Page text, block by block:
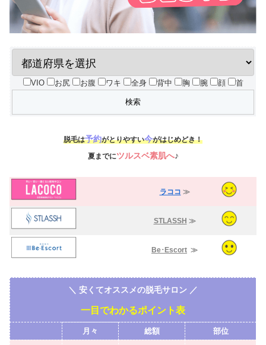
VIO お尻 お腹 ワキ 全身 背中 胸 腕 顔 首
脱毛は予約がとりやすい今がはじめどき！
夏までにツルスベ素肌へ♪
ラココ ≫
STLASSH ≫
Be･Escort ≫
＼ 安くてオススメの脱毛サロン ／
一目でわかるポイント表
月々 総額 部位